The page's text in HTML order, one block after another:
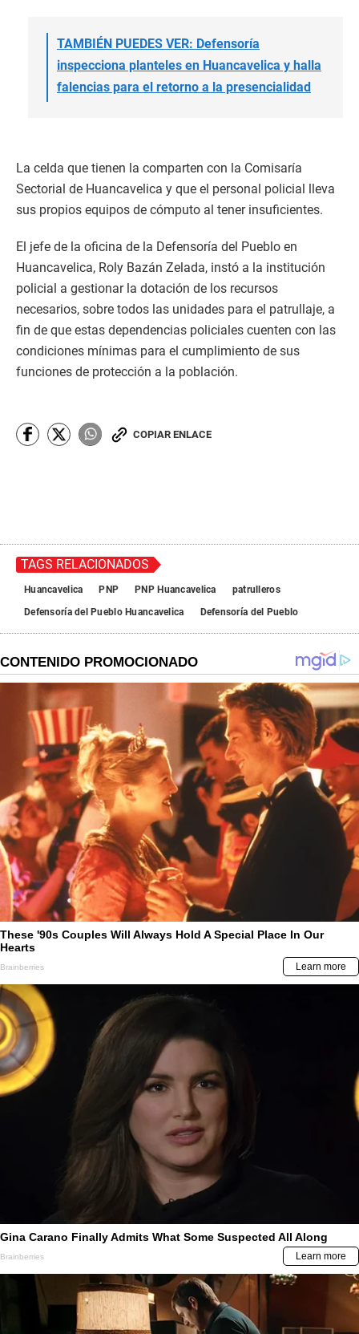
TAMBIÉN PUEDES VER: Defensoría
inspecciona planteles en Huancavelica y halla
falencias para el retorno a la presencialidad
La celda que tienen la comparten con la Comisaría
Sectorial de Huancavelica y que el personal policial lleva
sus propios equipos de cómputo al tener insuficientes.
El jefe de la oficina de la Defensoría del Pueblo en
Huancavelica, Roly Bazán Zelada, instó a la institución
policial a gestionar la dotación de los recursos
necesarios, sobre todos las unidades para el patrullaje, a
fin de que estas dependencias policiales cuenten con las
condiciones mínimas para el cumplimiento de sus
funciones de protección a la población.
COPIAR ENLACE
TAGS RELACIONADOS
Huancavelica PNP PNP Huancavelica
patrulleros
Defensoría del Pueblo Huancavelica
Defensoría del Pueblo